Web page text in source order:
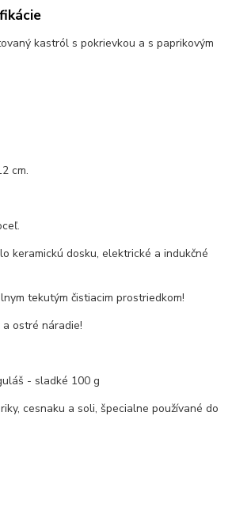
kastról s pokrievkou a s paprikovým
cm.
keramickú dosku, elektrické a indukčné
tekutým čistiacim prostriedkom!
ostré náradie!
- sladké 100 g
cesnaku a soli, špecialne používané do